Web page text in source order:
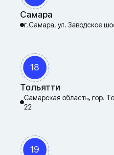
Самара
г.Самара, ул. Заводское
18
Тольятти
Самарская область, гор.
22
19